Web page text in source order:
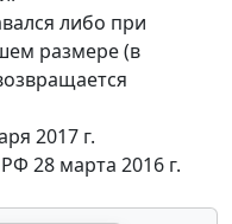
либо при
размере (в
2017 г.
28 марта 2016 г.